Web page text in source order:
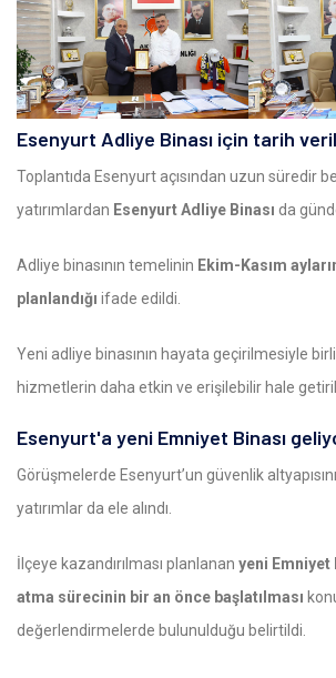
Esenyurt Adliye Binası için tarih
Toplantıda Esenyurt açısından uzun süredir
yatırımlardan Esenyurt Adliye Binası da
Adliye binasının temelinin Ekim-Kasım
planlandığı ifade edildi.
Yeni adliye binasının hayata geçirilmesiyle
hizmetlerin daha etkin ve erişilebilir hale
Esenyurt'a yeni Emniyet Binası
Görüşmelerde Esenyurt’un güvenlik
yatırımlar da ele alındı.
İlçeye kazandırılması planlanan yeni Emniyet
atma sürecinin bir an önce başlatılması
değerlendirmelerde bulunulduğu belirtildi.